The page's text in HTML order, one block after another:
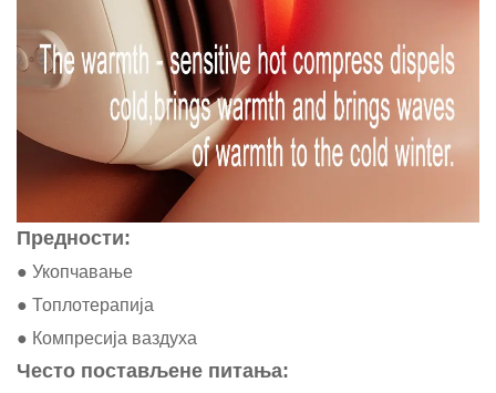
Предности:
● Укопчавање
● Топлотерапија
● Компресија ваздуха
Често постављене питања: